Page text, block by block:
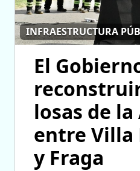
INFRAESTRUCTURA
El
losas de
entre Villa
y Fraga